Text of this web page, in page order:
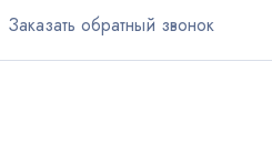
Заказать обратный звонок